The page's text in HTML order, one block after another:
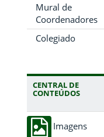
Mural de
Coordenadores
Colegiado
CENTRAL DE
CONTEÚDOS
Imagens